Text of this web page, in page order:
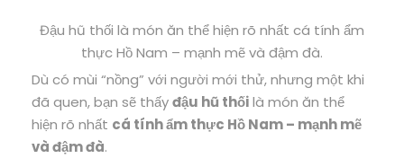
Đậu hũ thối là món ăn thể hiện rõ nhất cá tính ẩm
thực Hồ Nam – mạnh mẽ và đậm đà.
Dù có mùi “nồng” với người mới thử, nhưng một khi
đã quen, bạn sẽ thấyđậu hũ thốilà món ăn thể
hiện rõ nhất cá tính ẩm thực Hồ Nam – mạnh mẽ
và đậm đà.